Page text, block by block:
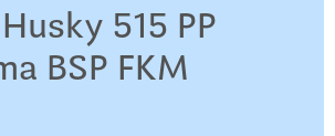
515 PP
BSP FKM